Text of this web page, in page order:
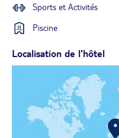
Sports et Activités
Piscine
Localisation de l'hôtel